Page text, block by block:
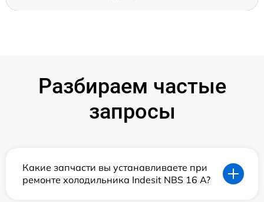
Разбираем частые
запросы
Какие запчасти вы устанавливаете при
ремонте холодильника Indesit NBS 16 A?